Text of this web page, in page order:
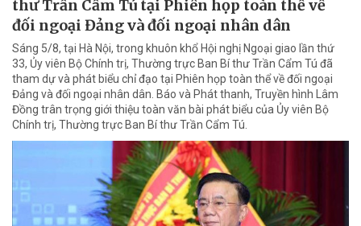
thư Trần Cẩm Tú tại Phiên họp toàn thể về
đối ngoại Đảng và đối ngoại nhân dân
Sáng 5/8, tại Hà Nội, trong khuôn khổ Hội nghị Ngoại giao lần thứ
33, Ủy viên Bộ Chính trị, Thường trực Ban Bí thư Trần Cẩm Tú đã
tham dự và phát biểu chỉ đạo tại Phiên họp toàn thể về đối ngoại
Đảng và đối ngoại nhân dân. Báo và Phát thanh, Truyền hình Lâm
Đồng trân trọng giới thiệu toàn văn bài phát biểu của Ủy viên Bộ
Chính trị, Thường trực Ban Bí thư Trần Cẩm Tú.